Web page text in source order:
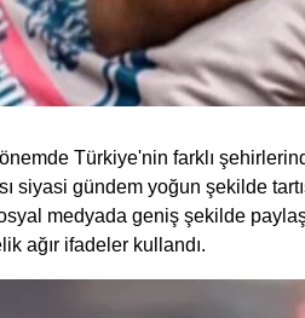
Türkiye'nin farklı
siyasi gündem yoğun şekilde
medyada geniş şekilde
ağır ifadeler kullandı.